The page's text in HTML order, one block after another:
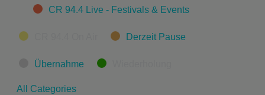
CategoriesCR 94.4 Live - Festivals & Events
Derzeit Pause
Übernahme
All Categories